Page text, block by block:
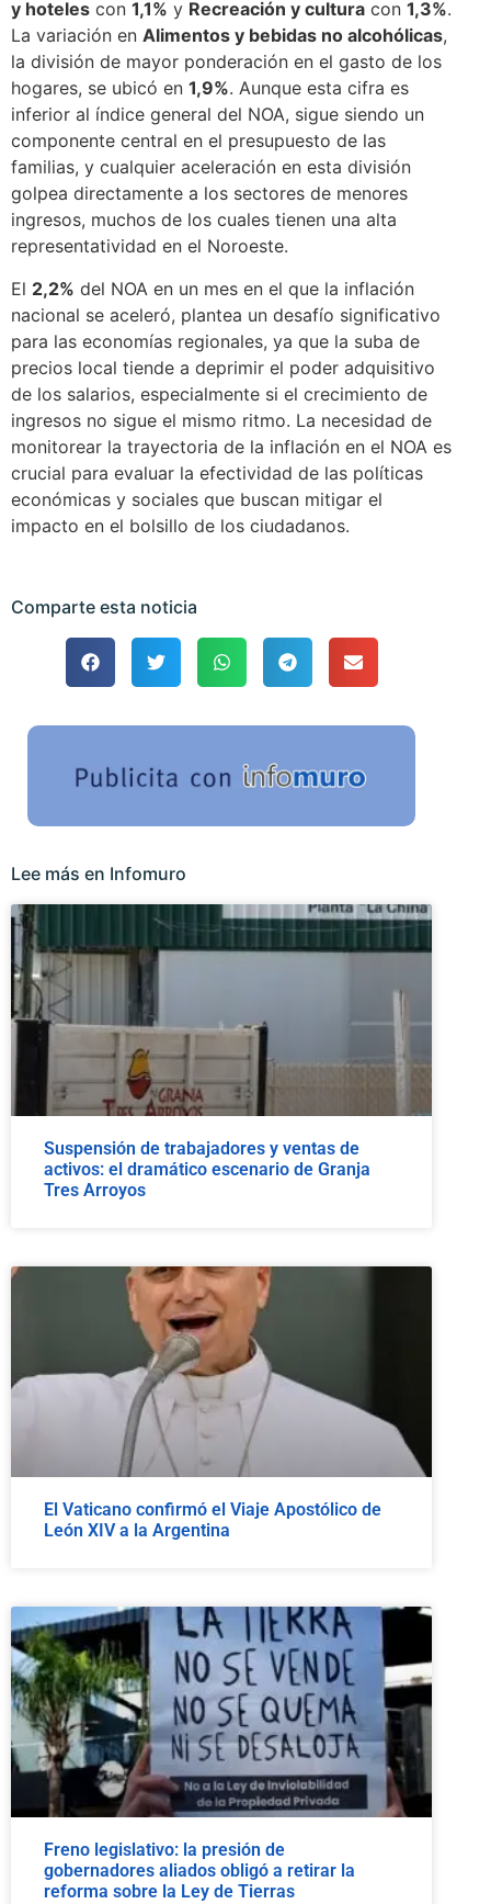
y hoteles con 1,1% y Recreación y cultura con 1,3%.
La variación en Alimentos y bebidas no alcohólicas,
la división de mayor ponderación en el gasto de los
hogares, se ubicó en 1,9%. Aunque esta cifra es
inferior al índice general del NOA, sigue siendo un
componente central en el presupuesto de las
familias, y cualquier aceleración en esta división
golpea directamente a los sectores de menores
ingresos, muchos de los cuales tienen una alta
representatividad en el Noroeste.
El 2,2% del NOA en un mes en el que la inflación
nacional se aceleró, plantea un desafío significativo
para las economías regionales, ya que la suba de
precios local tiende a deprimir el poder adquisitivo
de los salarios, especialmente si el crecimiento de
ingresos no sigue el mismo ritmo. La necesidad de
monitorear la trayectoria de la inflación en el NOA es
crucial para evaluar la efectividad de las políticas
económicas y sociales que buscan mitigar el
impacto en el bolsillo de los ciudadanos.
Comparte esta noticia
Lee más en Infomuro
Suspensión de trabajadores y ventas de
activos: el dramático escenario de Granja
Tres Arroyos
El Vaticano confirmó el Viaje Apostólico de
León XIV a la Argentina
Freno legislativo: la presión de
gobernadores aliados obligó a retirar la
reforma sobre la Ley de Tierras